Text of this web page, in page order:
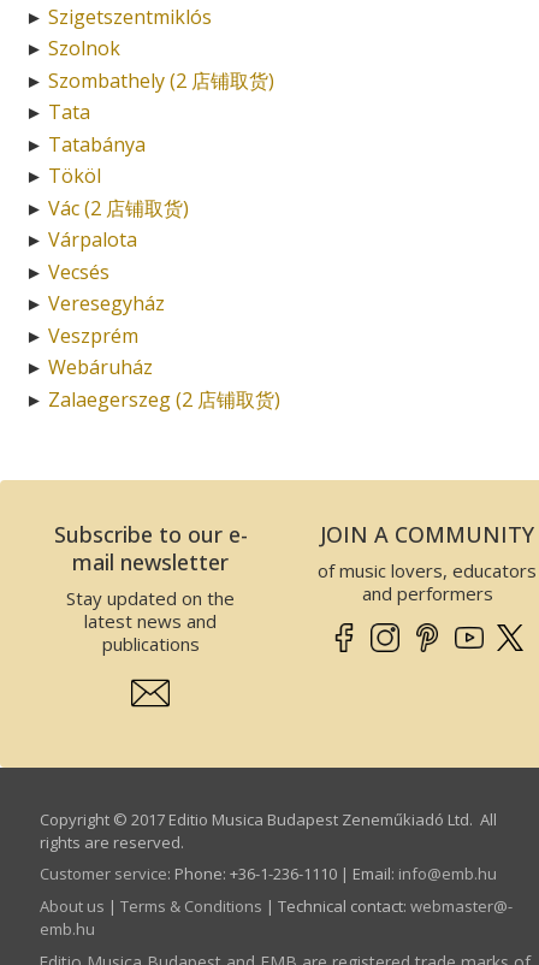
► Szigetszentmiklós
► Szolnok
► Szombathely (2 店铺取货)
► Tata
► Tatabánya
► Tököl
► Vác (2 店铺取货)
► Várpalota
► Vecsés
► Veresegyház
► Veszprém
► Webáruház
► Zalaegerszeg (2 店铺取货)
Subscribe to our e-
mail newsletter
Stay updated on the
latest news and
publications
JOIN A COMMUNITY
of music lovers, educators
and performers
Copyright © 2017 Editio Musica Budapest Zeneműkiadó Ltd. All
rights are reserved.
Customer service: Phone: +36-1-236-1110 | Email: info­@­emb.hu
About us | Terms & Conditions | Technical contact: webmaster­@­
emb.hu